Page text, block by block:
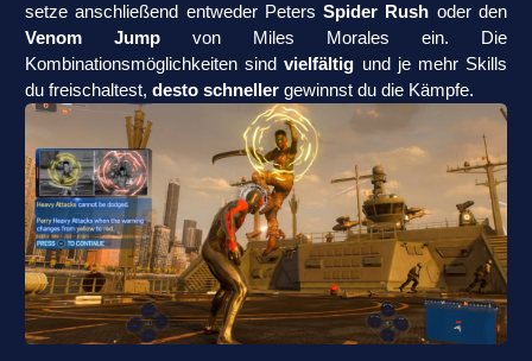
setze anschließend entweder PetersSpider Rush oder den
Venom Jump von Miles Morales ein. Die
Kombinationsmöglichkeiten sindvielfältig und je mehr Skills
du freischaltest, desto schneller gewinnst du die Kämpfe.